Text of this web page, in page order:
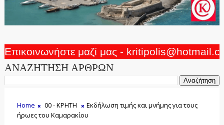
Επικοινωνήστε μαζί μας -
ΑΝΑΖΗΤΗΣΗ ΑΡΘΡΩΝ
Home 00 - ΚΡΗΤΗ
Εκδήλωση τιμής και μνήμης για τους
ήρωες του Καμαρακίου